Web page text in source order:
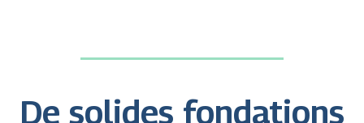
De solides fondations